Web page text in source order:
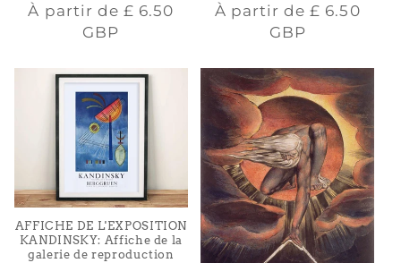
Prix
habituel
À partir de£ 6.50
GBP
Prix
habituel
À partir de£ 6.50
GBP
AFFICHE DE L'EXPOSITION
KANDINSKY: Affiche de la
galerie de reproduction